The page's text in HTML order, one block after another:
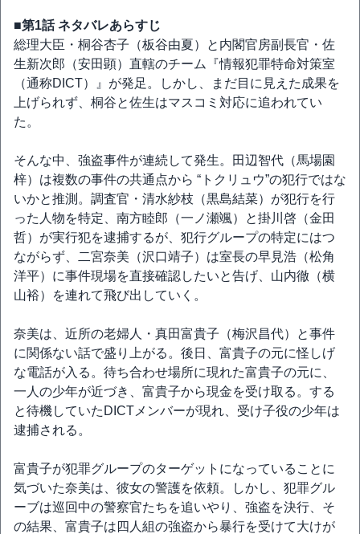
■第1話 ネタバレあらすじ
総理大臣・桐谷杏子（板谷由夏）と内閣官房副長官・佐
生新次郎（安田顕）直轄のチーム『情報犯罪特命対策室
（通称DICT）』が発足。しかし、まだ目に見えた成果を
上げられず、桐谷と佐生はマスコミ対応に追われてい
た。
そんな中、強盗事件が連続して発生。田辺智代（馬場園
梓）は複数の事件の共通点から “トクリュウ”の犯行ではな
いかと推測。調査官・清水紗枝（黒島結菜）が犯行を行
った人物を特定、南方睦郎（一ノ瀬颯）と掛川啓（金田
哲）が実行犯を逮捕するが、犯行グループの特定にはつ
ながらず、二宮奈美（沢口靖子）は室長の早見浩（松角
洋平）に事件現場を直接確認したいと告げ、山内徹（横
山裕）を連れて飛び出していく。
奈美は、近所の老婦人・真田富貴子（梅沢昌代）と事件
に関係ない話で盛り上がる。後日、富貴子の元に怪しげ
な電話が入る。待ち合わせ場所に現れた富貴子の元に、
一人の少年が近づき、富貴子から現金を受け取る。する
と待機していたDICTメンバーが現れ、受け子役の少年は
逮捕される。
富貴子が犯罪グループのターゲットになっていることに
気づいた奈美は、彼女の警護を依頼。しかし、犯罪グル
ーブは巡回中の警察官たちを追いやり、強盗を決行、そ
の結果、富貴子は四人組の強盗から暴行を受けて大けが